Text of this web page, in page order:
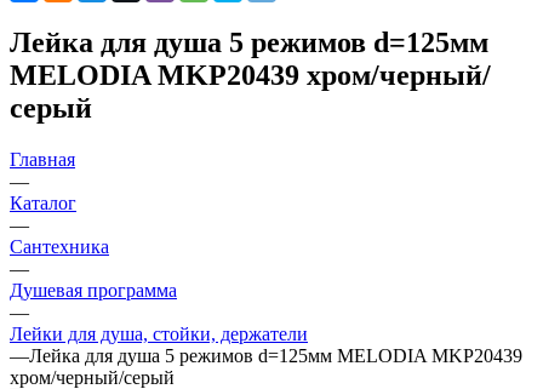
Лейка для душа 5 режимов d=125мм
MELODIA MKP20439 хром/черный/
серый
Главная
—
Каталог
—
Сантехника
—
Душевая программа
—
Лейки для душа, стойки, держатели
—Лейка для душа 5 режимов d=125мм MELODIA MKP20439
хром/черный/серый